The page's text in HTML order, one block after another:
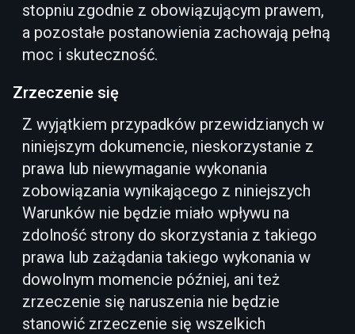
stopniu zgodnie z obowiązującym prawem,
a pozostałe postanowienia zachowają pełną
moc i skuteczność.
Zrzeczenie się
Z wyjątkiem przypadków przewidzianych w
niniejszym dokumencie, nieskorzystanie z
prawa lub niewymaganie wykonania
zobowiązania wynikającego z niniejszych
Warunków nie będzie miało wpływu na
zdolność strony do skorzystania z takiego
prawa lub zażądania takiego wykonania w
dowolnym momencie później, ani też
zrzeczenie się naruszenia nie będzie
stanowić zrzeczenie się wszelkich